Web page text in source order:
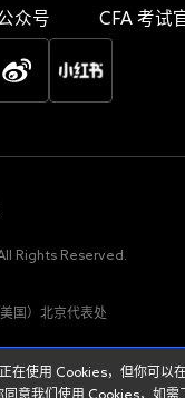
在使用 Cookies，但你可以
意我们使用
，如需
众号 CFA考试
Rights Reserved.
国）北京代表处
-2